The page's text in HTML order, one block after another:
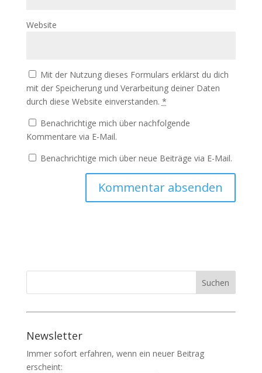
Website
Mit der Nutzung dieses Formulars erklärst du dich
mit der Speicherung und Verarbeitung deiner Daten
durch diese Website einverstanden. *
Benachrichtige mich über nachfolgende
Kommentare via E-Mail.
Benachrichtige mich über neue Beiträge via E-Mail.
Newsletter
Immer sofort erfahren, wenn ein neuer Beitrag
erscheint: